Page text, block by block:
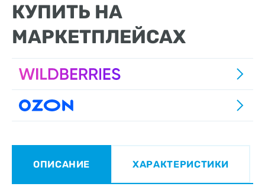
КУПИТЬ НА
МАРКЕТПЛЕЙСАХ
ОПИСАНИЕ ХАРАКТЕРИСТИКИ